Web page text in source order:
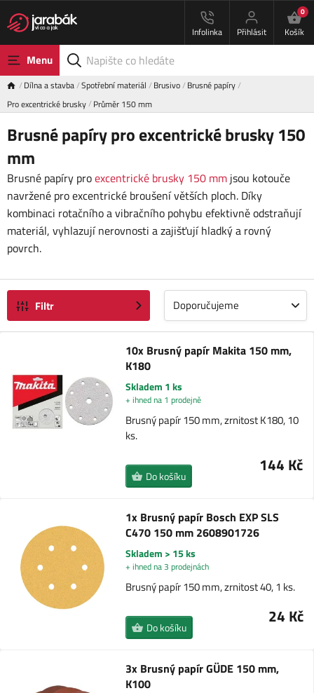
Infolinka Přihlásit
0
Košík
Menu
Dílna a stavba Spotřební materiál Brusivo Brusné papíry
Pro excentrické brusky Průměr 150 mm
Brusné papíry pro excentrické brusky 150
mm
Brusné papíry proexcentrické brusky 150 mm jsou kotouče
navržené pro excentrické broušení větších ploch. Díky
kombinaci rotačního a vibračního pohybu efektivně odstraňují
materiál, vyhlazují nerovnosti a zajišťují hladký a rovný
povrch.
Filtr Doporučujeme
10x Brusný papír Makita 150 mm,
K180
Skladem 1 ks
+ ihned na 1 prodejně
Brusný papír 150 mm, zrnitost K180, 10
ks.
144 Kč
Do košíku
1x Brusný papír Bosch EXP SLS
C470 150 mm 2608901726
Skladem > 15 ks
+ ihned na 3 prodejnách
Brusný papír 150 mm, zrnitost 40, 1 ks.
24 Kč
Do košíku
3x Brusný papír GÜDE 150 mm,
K100